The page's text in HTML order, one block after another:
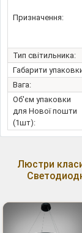
Призначення:
Тип світильника:
Габарити
Вага:
Об'єм упаковки
для Нової пошти
(1шт):
Люстри